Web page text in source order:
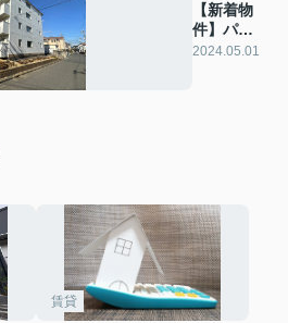
【新着物
件】パビ
ヨン リヴ
2024.05.01
賃貸